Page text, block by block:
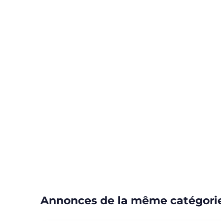
Annonces de la même